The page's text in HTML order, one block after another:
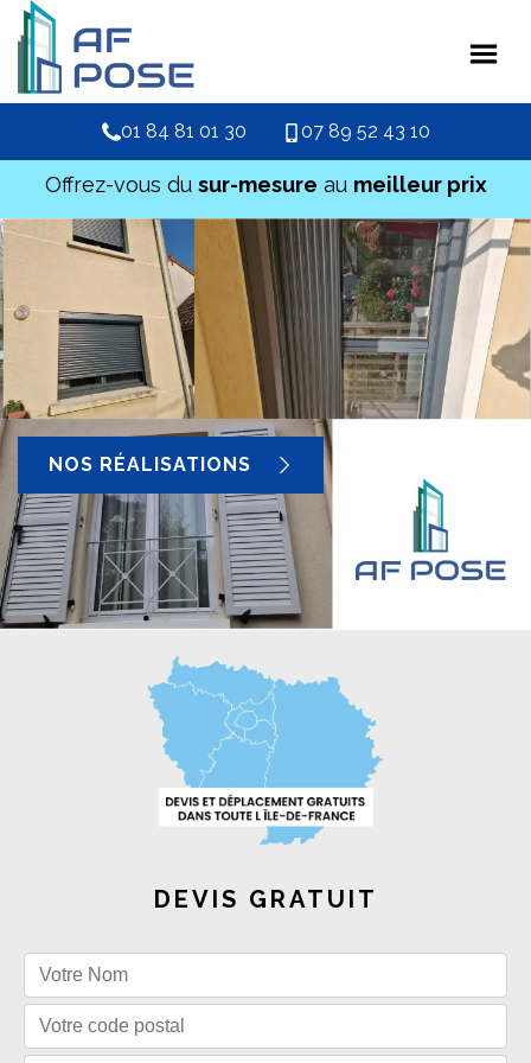
01 84 81 01 30 07 89 52 43 10
Offrez-vous du sur-mesure au meilleur prix
NOS RÉALISATIONS
DEVIS GRATUIT